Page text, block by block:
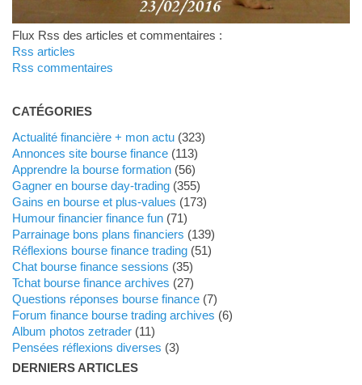
Flux Rss des articles et commentaires :
Rss articles
Rss commentaires
CATÉGORIES
Actualité financière + mon actu(323)
Annonces site bourse finance(113)
Apprendre la bourse formation(56)
Gagner en bourse day-trading(355)
Gains en bourse et plus-values (173)
Humour financier finance fun(71)
Parrainage bons plans financiers (139)
Réflexions bourse finance trading(51)
Chat bourse finance sessions (35)
Tchat bourse finance archives (27)
Questions réponses bourse finance(7)
Forum finance bourse trading archives (6)
Album photos zetrader(11)
Pensées réflexions diverses (3)
DERNIERS ARTICLES